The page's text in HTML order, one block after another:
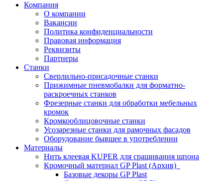
Компания
О компании
Вакансии
Политика конфиденциальности
Правовая информация
Реквизиты
Партнеры
Станки
Сверлильно-присадочные станки
Прижимные пневмобалки для форматно-
раскроечных станков
Фрезерные станки для обработки мебельных
кромок
Кромкооблицовочные станки
Усозарезные станки для рамочных фасадов
Оборудование бывшее в употреблении
Материалы
Нить клеевая KUPER для сращивания шпона
Кромочный материал GP Plast (Архив)
Базовые декоры GP Plast